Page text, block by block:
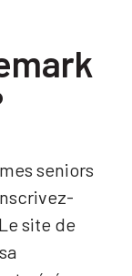
seniors
site de